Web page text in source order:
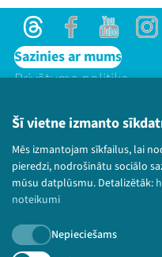
Šī vietne izmanto
Mēs izmantojam sīkfailus, lai
pieredzi, nodrošinātu sociālo
mūsu datplūsmu. Detalizētāk:
noteikumi
Nepieciešams
ThreadsFacebookYoutube
Sazinies ar mums
Privātuma politika
Bērnu aizsardzības
© 2026 Sarunu
paturētas.
Piesakies